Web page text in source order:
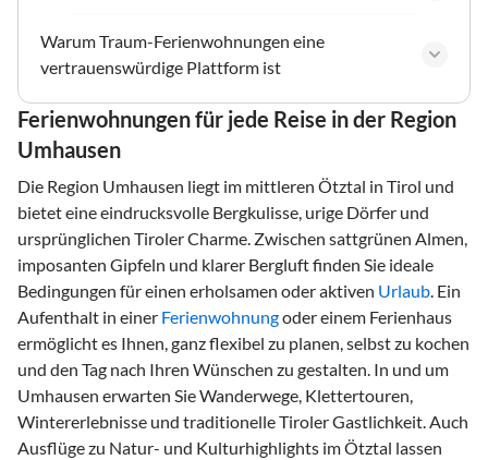
Warum Traum-Ferienwohnungen eine
vertrauenswürdige Plattform ist
Ferienwohnungen für jede Reise in der Region
Umhausen
Die Region Umhausen liegt im mittleren Ötztal in Tirol und
bietet eine eindrucksvolle Bergkulisse, urige Dörfer und
ursprünglichen Tiroler Charme. Zwischen sattgrünen Almen,
imposanten Gipfeln und klarer Bergluft finden Sie ideale
Bedingungen für einen erholsamen oder aktiven Urlaub. Ein
Aufenthalt in einer Ferienwohnungoder einem Ferienhaus
ermöglicht es Ihnen, ganz flexibel zu planen, selbst zu kochen
und den Tag nach Ihren Wünschen zu gestalten. In und um
Umhausen erwarten Sie Wanderwege, Klettertouren,
Wintererlebnisse und traditionelle Tiroler Gastlichkeit. Auch
Ausflüge zu Natur- und Kulturhighlights im Ötztal lassen